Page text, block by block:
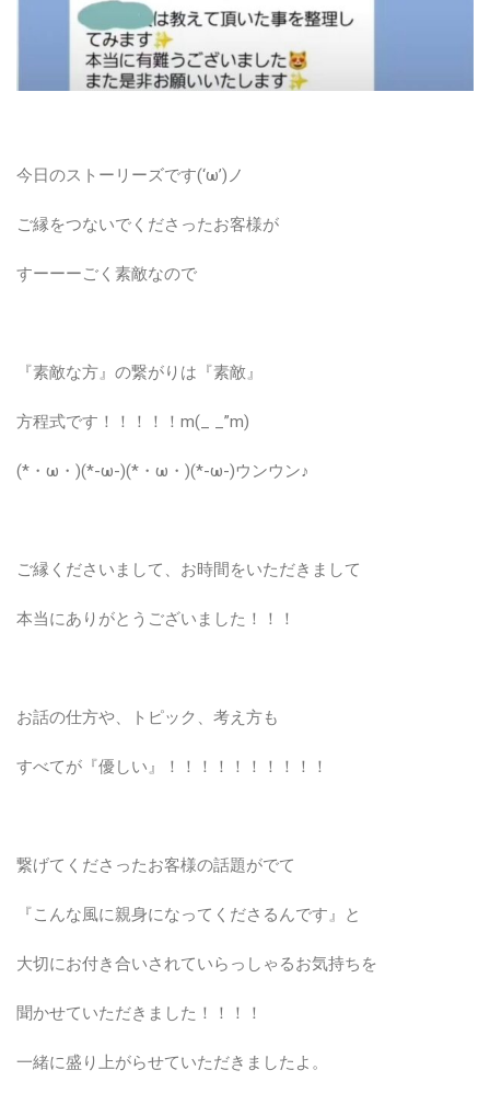
今日のストーリーズです(‘ω’)ノ
ご縁をつないでくださったお客様が
すーーーごく素敵なので
『素敵な方』の繋がりは『素敵』
方程式です！！！！！m(_ _”m)
(*・ω・)(*-ω-)(*・ω・)(*-ω-)ウンウン♪
ご縁くださいまして、お時間をいただきまして
本当にありがとうございました！！！
お話の仕方や、トピック、考え方も
すべてが『優しい』！！！！！！！！！！
繋げてくださったお客様の話題がでて
『こんな風に親身になってくださるんです』と
大切にお付き合いされていらっしゃるお気持ちを
聞かせていただきました！！！！
一緒に盛り上がらせていただきましたよ。